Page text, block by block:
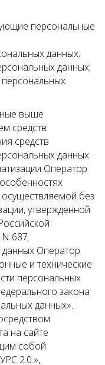
персональные
данных;
данных;
персональных
выше
средств
средств
данных
Оператор
без
утвержденной
687.
Оператор
и технические
персональных
закона
данных».
на сайте
собой
2.0.»,